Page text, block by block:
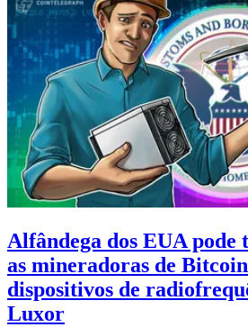
Alfândega dos EUA pode
as mineradoras de
dispositivos de
Luxor